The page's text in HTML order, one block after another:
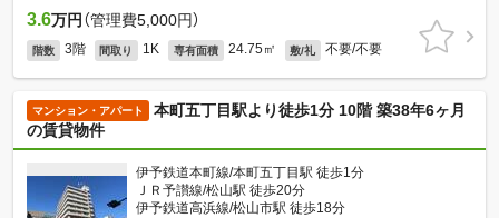
3.6万円 （管理費5,000円）
階数 3階 間取り 1K 専有面積 24.75㎡ 敷/礼 不要/不要
マンション・アパート
本町五丁目駅より徒歩1分 10階 築38年6ヶ月
の賃貸物件
伊予鉄道本町線/本町五丁目駅 徒歩1分
ＪＲ予讃線/松山駅 徒歩20分
伊予鉄道高浜線/松山市駅 徒歩18分